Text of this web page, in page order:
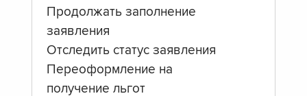
Продолжать заполнение
заявления
Отследить статус заявления
Переоформление на
получение льгот